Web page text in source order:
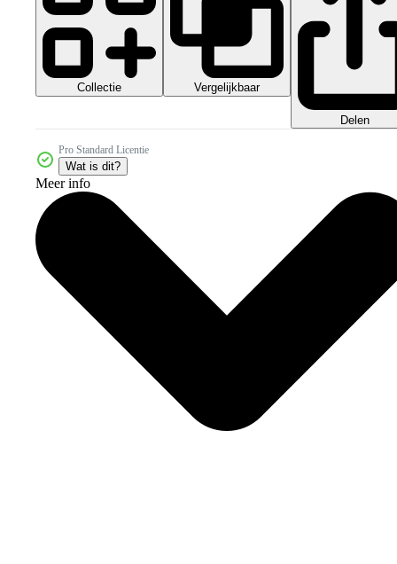
Collectie Vergelijkbaar
Delen
Pro Standard Licentie
Wat is dit?
Meer info